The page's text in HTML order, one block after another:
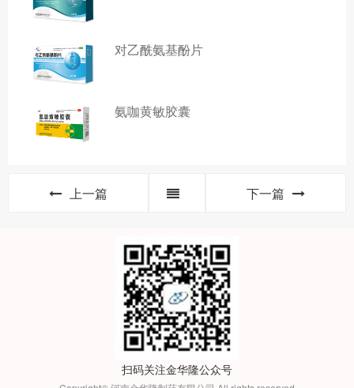
对乙酰氨基酚片
氨咖黄敏胶囊
上一篇 下一篇
扫码关注金华隆公众号